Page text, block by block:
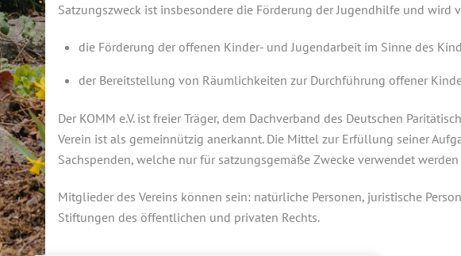
Satzungszweck ist insbesondere die Förderung der Jugendhilfe und wird
die Förderung der offenen Kinder- und Jugendarbeit im Sinne des
der Bereitstellung von Räumlichkeiten zur Durchführung offener
Der KOMM e.V. ist freier Träger, dem Dachverband des Deutschen
Verein ist als gemeinnützig anerkannt. Die Mittel zur Erfüllung seiner
Sachspenden, welche nur für satzungsgemäße Zwecke verwendet
Mitglieder des Vereins können sein: natürliche Personen, juristische
Stiftungen des öffentlichen und privaten Rechts.